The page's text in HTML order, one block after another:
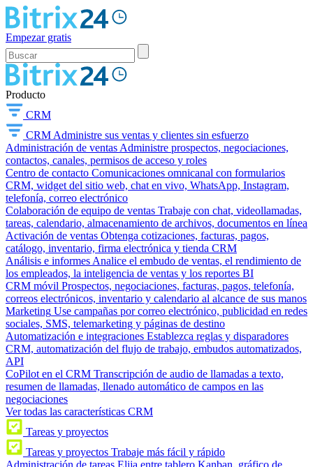
Empezar gratis
Producto
CRM
CRM Administre sus ventas y clientes sin esfuerzo
Administración de ventas Administre prospectos, negociaciones,
contactos, canales, permisos de acceso y roles
Centro de contacto Comunicaciones omnicanal con formularios
CRM, widget del sitio web, chat en vivo, WhatsApp, Instagram,
telefonía, correo electrónico
Colaboración de equipo de ventas Trabaje con chat, videollamadas,
tareas, calendario, almacenamiento de archivos, documentos en línea
Activación de ventas Obtenga cotizaciones, facturas, pagos,
catálogo, inventario, firma electrónica y tienda CRM
Análisis e informes Analice el embudo de ventas, el rendimiento de
los empleados, la inteligencia de ventas y los reportes BI
CRM móvil Prospectos, negociaciones, facturas, pagos, telefonía,
correos electrónicos, inventario y calendario al alcance de sus manos
Marketing Use campañas por correo electrónico, publicidad en redes
sociales, SMS, telemarketing y páginas de destino
Automatización e integraciones Establezca reglas y disparadores
CRM, automatización del flujo de trabajo, embudos automatizados,
API
CoPilot en el CRM Transcripción de audio de llamadas a texto,
resumen de llamadas, llenado automático de campos en las
negociaciones
Ver todas las características CRM
Tareas y proyectos
Tareas y proyectos Trabaje más fácil y rápido
Administración de tareas Elija entre tablero Kanban, gráfico de